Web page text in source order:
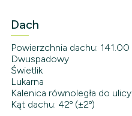
Dach
Powierzchnia dachu: 141.00
Dwuspadowy
Świetlik
Lukarna
Kalenica równoległa do ulicy
Kąt dachu: 42º (±2º)